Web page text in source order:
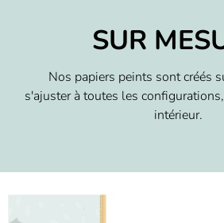
SUR
Nos papiers peints sont créés
s'ajuster à toutes les
intérieur.